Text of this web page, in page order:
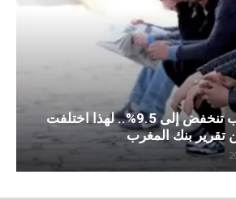
البطالة في المغرب تنخفض إلى 9.5%.. لهذا اختلفت
تقرير بنك المغرب